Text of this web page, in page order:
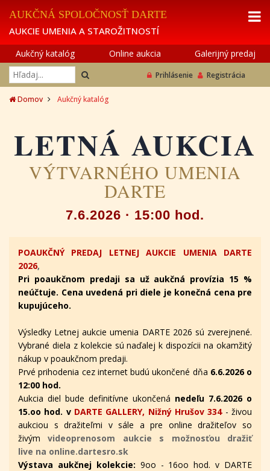
AUKČNÁ SPOLOČNOSŤ DARTE
AUKCIE UMENIA A STAROŽITNOSTÍ
Aukčný katalóg Online aukcia Galerijný predaj
Prihlásenie Registrácia
Domov Aukčný katalóg
LETNÁ AUKCIA
VÝTVARNÉHO UMENIA
DARTE
7.6.2026 · 15:00 hod.
POAUKČNÝ PREDAJ LETNEJ AUKCIE UMENIA DARTE
2026,
Pri poaukčnom predaji sa už aukčná provízia 15 %
neúčtuje. Cena uvedená pri diele je konečná cena pre
kupujúceho.
Výsledky Letnej aukcie umenia DARTE 2026 sú zverejnené.
Vybrané diela z kolekcie sú naďalej k dispozícii na okamžitý
nákup v poaukčnom predaji.
Prvé prihodenia cez internet budú ukončené dňa 6.6.2026 o
12:00 hod.
Aukcia diel bude definitívne ukončená nedeľu 7.6.2026 o
15.oo hod. v DARTE GALLERY, Nižný Hrušov 334 - živou
aukciou s dražiteľmi v sále a pre online dražiteľov so
živým videoprenosom aukcie s možnosťou dražiť
live na online.dartesro.sk
Výstava aukčnej kolekcie: 9oo - 16oo hod. v DARTE